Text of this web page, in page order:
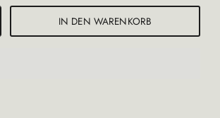
IN DEN WARENKORB